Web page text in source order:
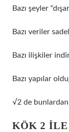
Bazı şeyler
Bazı veriler
Bazı ilişkiler
Bazı yapılar
√2 de
KÖK 2